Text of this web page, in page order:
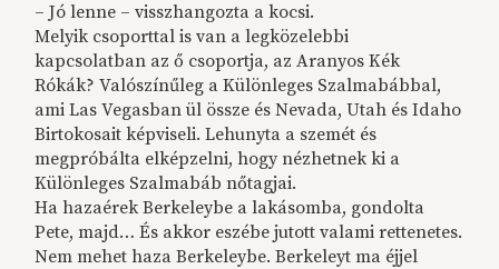
– Jó lenne – visszhangozta a kocsi.
Melyik csoporttal is van a legközelebbi
kapcsolatban az ő csoportja, az Aranyos Kék
Rókák? Valószínűleg a Különleges Szalmabábbal,
ami Las Vegasban ül össze és Nevada, Utah és Idaho
Birtokosait képviseli. Lehunyta a szemét és
megpróbálta elképzelni, hogy nézhetnek ki a
Különleges Szalmabáb nőtagjai.
Ha hazaérek Berkeleybe a lakásomba, gondolta
Pete, majd… És akkor eszébe jutott valami rettenetes.
Nem mehet haza Berkeleybe. Berkeleyt ma éjjel